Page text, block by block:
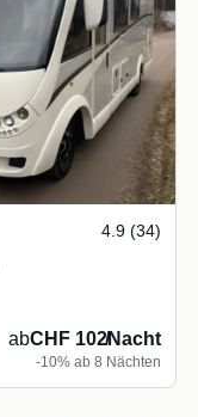
4.9 (34)
abCHF 102/Nacht
-10% ab 8 Nächten